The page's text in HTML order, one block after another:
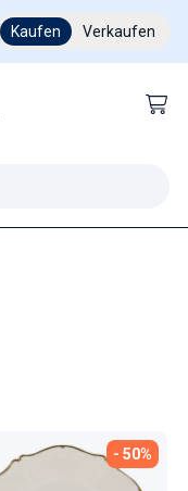
Ab 200 €
Kaufen Verkaufen
- 50%